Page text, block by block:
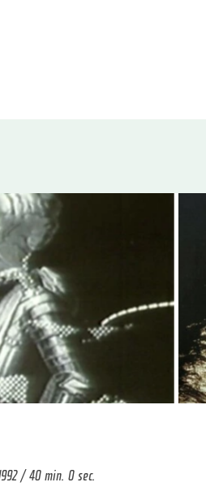
/ 40 min. 0 sec.